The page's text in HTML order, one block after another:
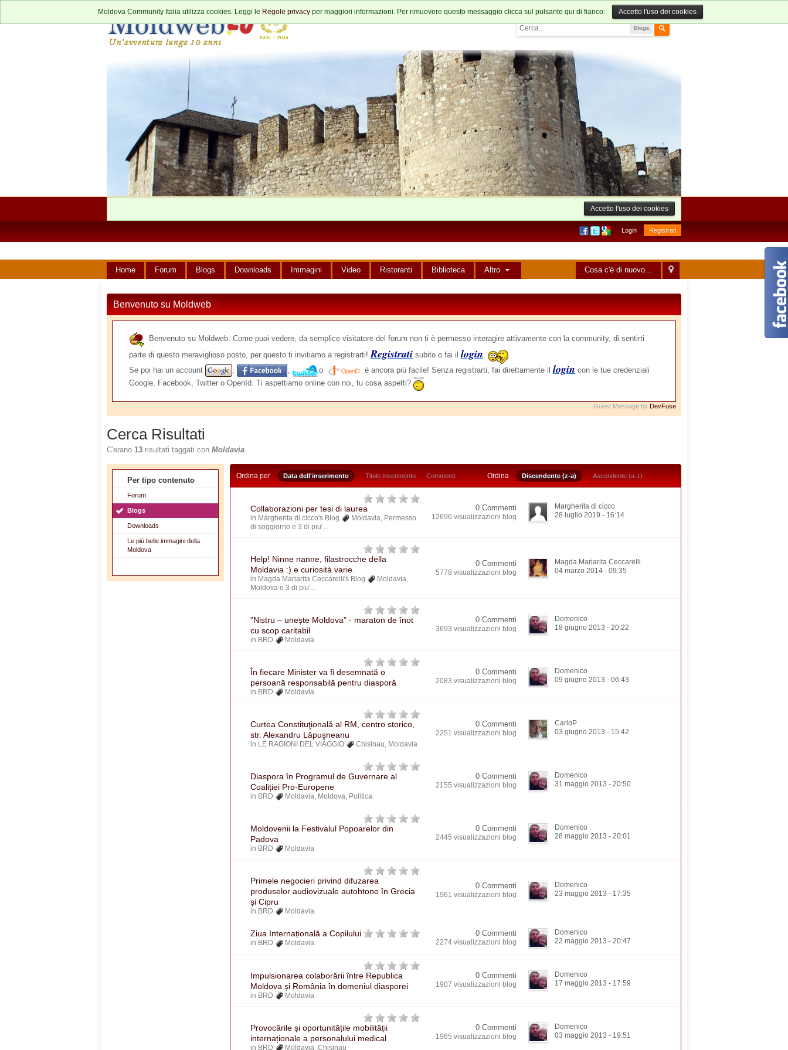
Blogs
Moldova Community Italia utilizza cookies. Leggi le Regole privacy per maggiori informazioni. Per rimuovere questo messaggio clicca sul pulsante qui di fianco: Accetto l'uso dei cookies
Accetto l'uso dei cookies
Login Registrati
Cosa c'è di nuovo...
Home Forum Blogs Downloads Immagini Video Ristoranti Biblioteca Altro
Benvenuto su Moldweb
Benvenuto su Moldweb. Come puoi vedere, da semplice visitatore del forum non ti è permesso interagire attivamente con la community, di sentirti
parte di questo meraviglioso posto, per questo ti invitiamo a registrarti!Registrati subito o fai il login.
Se poi hai un account
, , o è ancora più facile! Senza registrarti, fai direttamente il login con le tue credenziali
Google, Facebook, Twitter o OpenId. Ti aspettiamo online con noi, tu cosa aspetti?
Guest Message by DevFuse
Cerca Risultati
C'erano 13 risultati taggati con Moldavia
Per tipo contenuto
Forum
Blogs
Downloads
Le più belle immagini della
Moldova
Ordina per Data dell'inserimento Titolo Inserimento Commenti Ordina Discendente (z-a) Ascendente (a-z)
Collaborazioni per tesi di laurea
in Margherita di cicco's Blog Moldavia Permesso
di soggiorno e 3 di piu'...
0 Commenti
12696 visualizzazioni blog
Margherita di cicco
28 luglio 2019 - 16:14
Help! Ninne nanne, filastrocche della
Moldavia :) e curiosità varie.
in Magda Mariarita Ceccarelli's Blog Moldavia
Moldova e 3 di piu'...
0 Commenti
5778 visualizzazioni blog
Magda Mariarita Ceccarelli
04 marzo 2014 - 09:35
”Nistru – unește Moldova” - maraton de înot
cu scop caritabil
in BRD Moldavia
0 Commenti
3693 visualizzazioni blog
Domenico
18 giugno 2013 - 20:22
În fiecare Minister va fi desemnată o
persoană responsabilă pentru diasporă
in BRD Moldavia
0 Commenti
2083 visualizzazioni blog
Domenico
09 giugno 2013 - 06:43
Curtea Constituţională al RM, centro storico,
str. Alexandru Lăpuşneanu
in LE RAGIONI DEL VIAGGIO Chisinau Moldavia
0 Commenti
2251 visualizzazioni blog
CarloP
03 giugno 2013 - 15:42
Diaspora în Programul de Guvernare al
Coaliției Pro-Europene
in BRD Moldavia Moldova Politica
0 Commenti
2155 visualizzazioni blog
Domenico
31 maggio 2013 - 20:50
Moldovenii la Festivalul Popoarelor din
Padova
in BRD Moldavia
0 Commenti
2445 visualizzazioni blog
Domenico
28 maggio 2013 - 20:01
Primele negocieri privind difuzarea
produselor audiovizuale autohtone în Grecia
și Cipru
in BRD Moldavia
0 Commenti
1961 visualizzazioni blog
Domenico
23 maggio 2013 - 17:35
Ziua Internațională a Copilului
in BRD Moldavia
0 Commenti
2274 visualizzazioni blog
Domenico
22 maggio 2013 - 20:47
Impulsionarea colaborării între Republica
Moldova și România în domeniul diasporei
in BRD Moldavia
0 Commenti
1907 visualizzazioni blog
Domenico
17 maggio 2013 - 17:59
Provocările și oportunitățile mobilității
internaționale a personalului medical
in BRD Moldavia Chisinau
0 Commenti
1965 visualizzazioni blog
Domenico
03 maggio 2013 - 19:51